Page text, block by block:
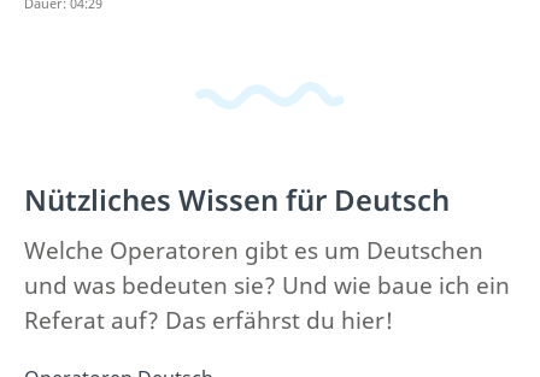
Nützliches Wissen für Deutsch
Welche Operatoren gibt es um Deutschen
und was bedeuten sie? Und wie baue ich ein
Referat auf? Das erfährst du hier!